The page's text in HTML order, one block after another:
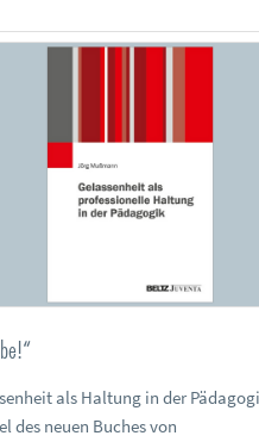
als Haltung in der
des neuen Buches von